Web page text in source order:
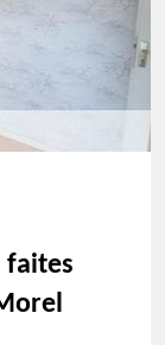
faites